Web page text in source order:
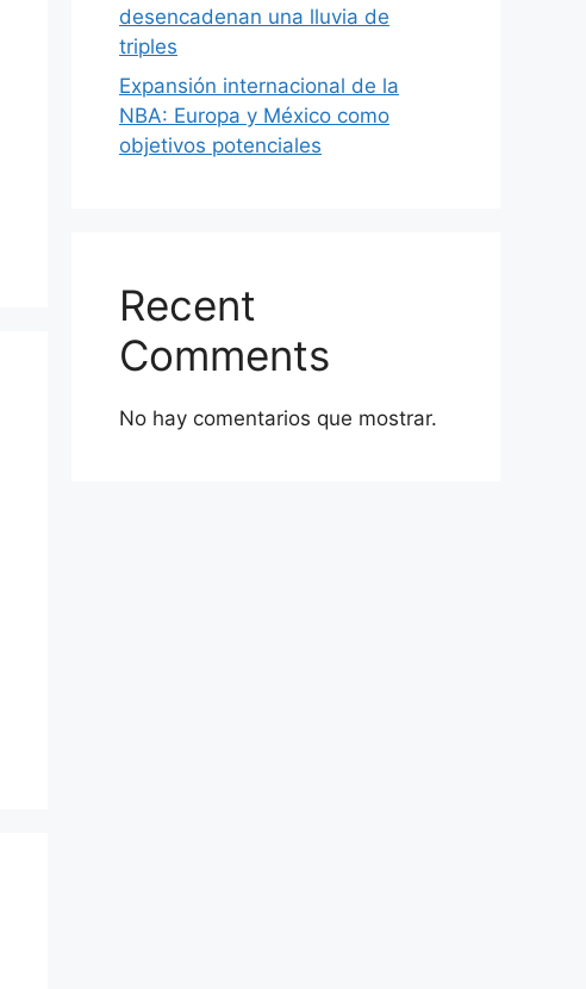
desencadenan una lluvia de
triples
Expansión internacional de la
NBA: Europa y México como
objetivos potenciales
Recent
Comments
No hay comentarios que mostrar.